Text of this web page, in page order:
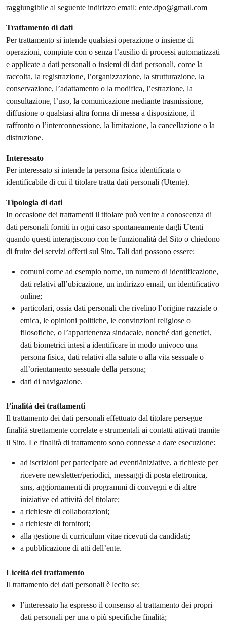
raggiungibile al seguente indirizzo email: ente.dpo@gmail.com
Trattamento di dati
Per trattamento si intende qualsiasi operazione o insieme di
operazioni, compiute con o senza l’ausilio di processi automatizzati
e applicate a dati personali o insiemi di dati personali, come la
raccolta, la registrazione, l’organizzazione, la strutturazione, la
conservazione, l’adattamento o la modifica, l’estrazione, la
consultazione, l’uso, la comunicazione mediante trasmissione,
diffusione o qualsiasi altra forma di messa a disposizione, il
raffronto o l’interconnessione, la limitazione, la cancellazione o la
distruzione.
Interessato
Per interessato si intende la persona fisica identificata o
identificabile di cui il titolare tratta dati personali (Utente).
Tipologia di dati
In occasione dei trattamenti il titolare può venire a conoscenza di
dati personali forniti in ogni caso spontaneamente dagli Utenti
quando questi interagiscono con le funzionalità del Sito o chiedono
di fruire dei servizi offerti sul Sito. Tali dati possono essere:
comuni come ad esempio nome, un numero di identificazione,
dati relativi all’ubicazione, un indirizzo email, un identificativo
online;
particolari, ossia dati personali che rivelino l’origine razziale o
etnica, le opinioni politiche, le convinzioni religiose o
filosofiche, o l’appartenenza sindacale, nonché dati genetici,
dati biometrici intesi a identificare in modo univoco una
persona fisica, dati relativi alla salute o alla vita sessuale o
all’orientamento sessuale della persona;
dati di navigazione.
Finalità dei trattamenti
Il trattamento dei dati personali effettuato dal titolare persegue
finalità strettamente correlate e strumentali ai contatti attivati tramite
il Sito. Le finalità di trattamento sono connesse a dare esecuzione:
ad iscrizioni per partecipare ad eventi/iniziative, a richieste per
ricevere newsletter/periodici, messaggi di posta elettronica,
sms, aggiornamenti di programmi di convegni e di altre
iniziative ed attività del titolare;
a richieste di collaborazioni;
a richieste di fornitori;
alla gestione di curriculum vitae ricevuti da candidati;
a pubblicazione di atti dell’ente.
Liceità del trattamento
Il trattamento dei dati personali è lecito se:
l’interessato ha espresso il consenso al trattamento dei propri
dati personali per una o più specifiche finalità;